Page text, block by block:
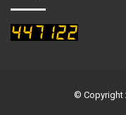
© Copyright